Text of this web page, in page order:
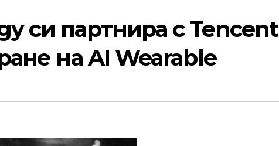
си партнира с Tencent
на AI Wearable